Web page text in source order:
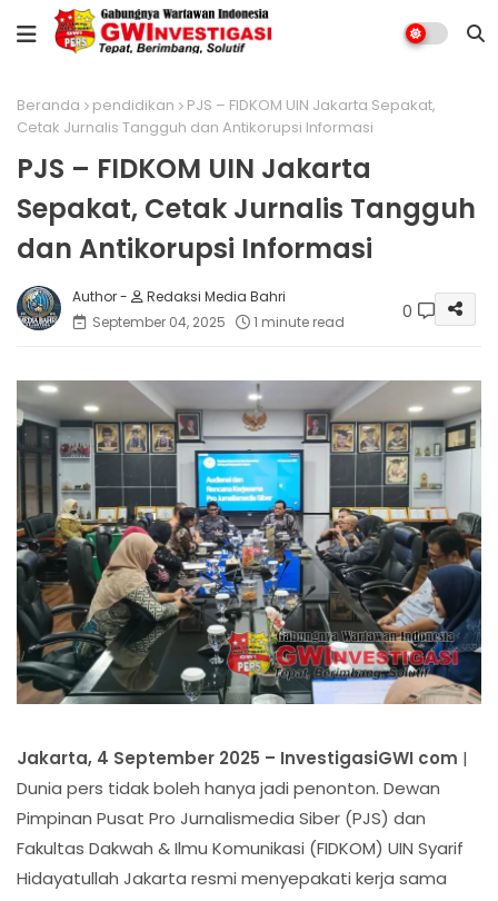
Beranda pendidikan
PJS – FIDKOM UIN Jakarta Sepakat,
Cetak Jurnalis Tangguh dan Antikorupsi Informasi
PJS – FIDKOM UIN Jakarta
Sepakat, Cetak Jurnalis Tangguh
dan Antikorupsi Informasi
Redaksi Media Bahri
September 04, 2025
1 minute read 0
Jakarta, 4 September 2025 – InvestigasiGWI com |
Dunia pers tidak boleh hanya jadi penonton. Dewan
Pimpinan Pusat Pro Jurnalismedia Siber (PJS) dan
Fakultas Dakwah & Ilmu Komunikasi (FIDKOM) UIN Syarif
Hidayatullah Jakarta resmi menyepakati kerja sama